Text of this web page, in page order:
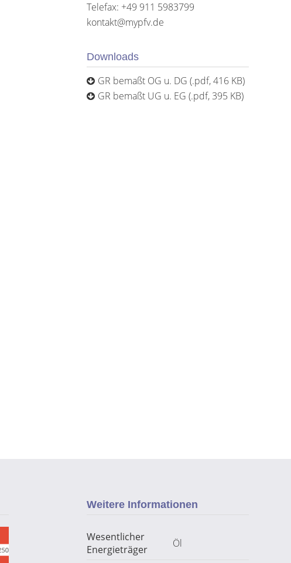
Telefax: +49 911 5983799
kontakt@mypfv.de
Downloads
GR bemaßt OG u. DG (.pdf, 416 KB)
GR bemaßt UG u. EG (.pdf, 395 KB)
Weitere Informationen
Wesentlicher
Energieträger
Öl